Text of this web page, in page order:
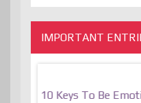
IMPORTANT
10 Keys To Be